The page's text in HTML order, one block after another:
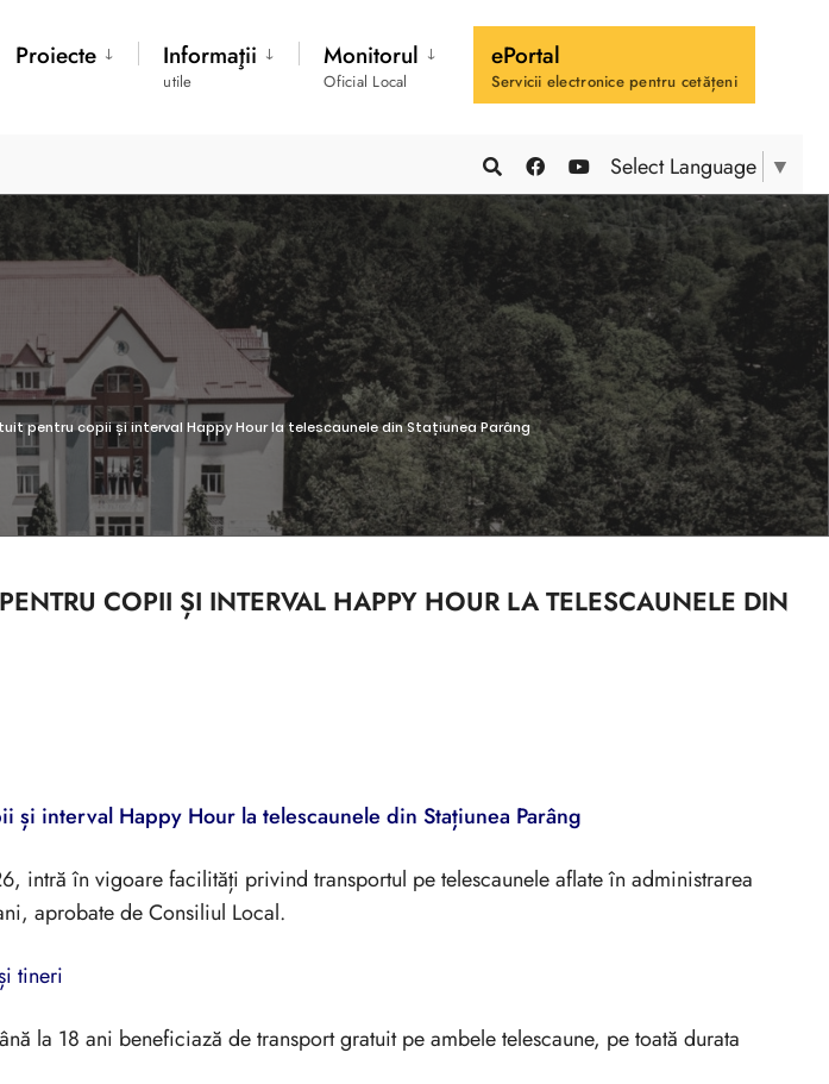
Proiecte Informaţii
utile
Monitorul
Oficial Local
ePortal
Servicii electronice pentru cetățeni
Select Language ▼
pentru copii și interval Happy Hour la telescaunele din Stațiunea Parâng
COPII ȘI INTERVAL HAPPY HOUR LA TELESCAUNELE DIN
și interval Happy Hour la telescaunele din Stațiunea Parâng
intră în vigoare facilități privind transportul pe telescaunele aflate în administrarea
aprobate de Consiliul Local.
tineri
la 18 ani beneficiază de transport gratuit pe ambele telescaune, pe toată durata